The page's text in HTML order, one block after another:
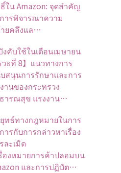
ใน Amazon: จุดสำคัญ
ารพิจารณาความ
ยคลึงแล…
บังคับใช้ในเดือนเมษายน
วะที่ 8】แนวทางการ
สนุนการรักษาและการ
านของกระทรวง
ารณสุข แรงงาน…
ทธ์ทางกฎหมายในการ
ารกับการกล่าวหาเรื่อง
ละเมิด
องหมายการค้าปลอมบน
และการปฏิบัต…